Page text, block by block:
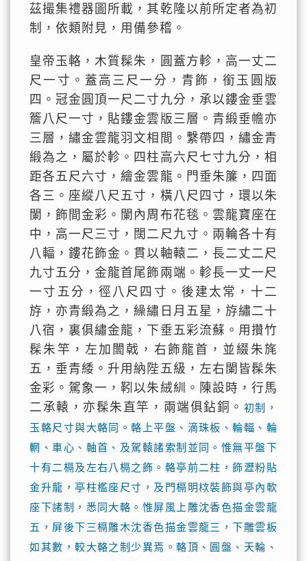
茲撮集禮器圖所載，其乾隆以前所定者為初
制，依類附見，用備參稽。
皇帝玉輅，木質髹朱，圓蓋方軫，高一丈二
尺一寸。蓋高三尺一分，青飾，銜玉圓版
四。冠金圓頂一尺二寸九分，承以鏤金垂雲
簷八尺一寸，貼鏤金雲版三層。青緞垂幨亦
三層，繡金雲龍羽文相間。繫帶四，繡金青
緞為之，屬於軫。四柱高六尺七寸九分，相
距各五尺六寸，繪金雲龍。門垂朱簾，四面
各三。座縱八尺五寸，橫八尺四寸，環以朱
闌，飾間金彩。闌內周布花毯。雲龍寶座在
中，高一尺三寸，闊二尺九寸。兩輪各十有
八輻，鏤花飾金。貫以軸轅二，長二丈二尺
九寸五分，金龍首尾飾兩端。軫長一丈一尺
一寸五分，徑八尺四寸。後建太常，十二
斿，亦青緞為之，繰繡日月五星，斿繡二十
八宿，裏俱繡金龍，下垂五彩流蘇。用攢竹
髹朱竿，左加闟戟，右飾龍首，並綴朱旄
五，垂青緌。升用納陛五級，左右闌皆髹朱
金彩。駕象一，靷以朱絨紃。陳設時，行馬
二承轅，亦髹朱直竿，兩端俱鉆銅。 初制，
玉輅尺寸與大輅同。輅上平盤、滴珠板、輪輻、輪
輞、車心、軸首、及駕轅諸索制並同。惟無平盤下
十有二槅及左右八槅之飾。輅亭前二柱，飾瀝粉貼
金升龍，亭柱檻座尺寸，及門槅明栨裝飾與亭內軟
座下諸制，悉同大輅。惟屏風上雕沈香色描金雲龍
五，屏後下三槅雕木沈香色描金雲龍三，下雕雲板
如其數，較大輅之制少異焉。輅頂、圓盤、天輪、